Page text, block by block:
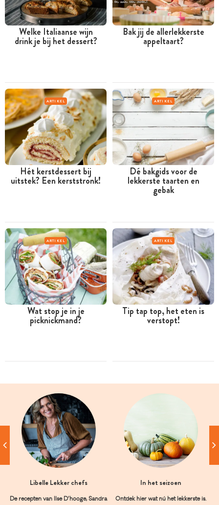
Welke Italiaanse wijn
drink je bij het dessert?
Bak jij de allerlekkerste
appeltaart?
ARTIKEL
Hét kerstdessert bij
uitstek? Een kerststronk!
ARTIKEL
Dé bakgids voor de
lekkerste taarten en
gebak
ARTIKEL
Wat stop je in je
picknickmand?
ARTIKEL
Tip tap top, het eten is
verstopt!
Libelle Lekker chefs
De recepten van Ilse D’hooge, Sandra
In het seizoen
Ontdek hier wat nú het lekkerste is.